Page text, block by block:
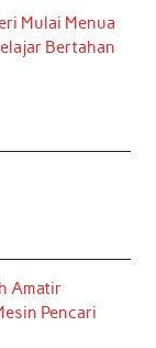
Mulai Menua
Bertahan
Amatir
Pencari